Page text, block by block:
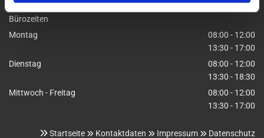
Bürozeiten
Montag
08:00 - 12:00
13:30 - 17:00
Dienstag
08:00 - 12:00
13:30 - 18:30
Mittwoch - Freitag
08:00 - 12:00
13:30 - 17:00
 Startseite  Kontaktdaten  Impressum  Datenschutz